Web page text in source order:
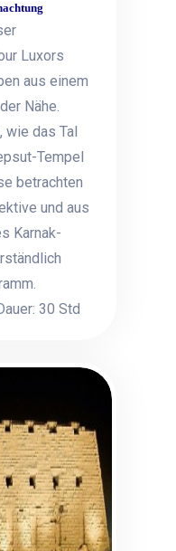
Luxors
aus einem
Nähe.
wie das Tal
Tempel
betrachten
und aus
Karnak-
30 Std